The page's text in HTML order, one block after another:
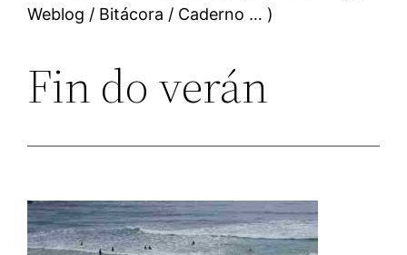
Weblog / Bitácora / Caderno … )
Fin do verán